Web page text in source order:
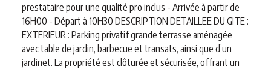
prestataire pour une qualité pro inclus - Arrivée à partir de
16H00 - Départ à 10H30 DESCRIPTION DETAILLEE DU GITE :
EXTERIEUR : Parking privatif grande terrasse aménagée
avec table de jardin, barbecue et transats, ainsi que d’un
jardinet. La propriété est clôturée et sécurisée, offrant un